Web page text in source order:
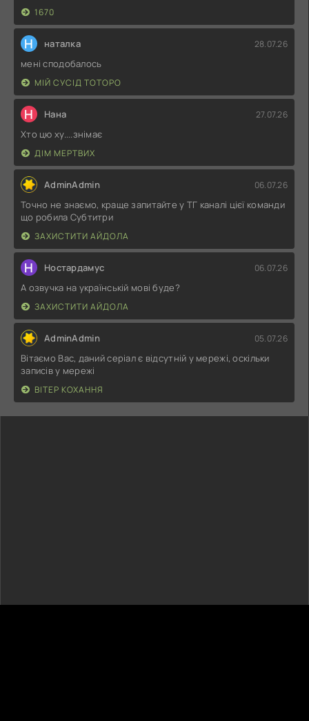
1670
Н наталка 28.07.26
мені сподобалось
МІЙ СУСІД ТОТОРО
Н Нана 27.07.26
Хто цю ху....знімає
ДІМ МЕРТВИХ
AdminAdmin 06.07.26
Точно не знаємо, краще запитайте у ТГ каналі цієї команди
що робила Субтитри
ЗАХИСТИТИ АЙДОЛА
Н Ностардамус 06.07.26
А озвучка на українській мові буде?
ЗАХИСТИТИ АЙДОЛА
AdminAdmin 05.07.26
Вітаємо Вас, даний серіал є відсутній у мережі, оскільки
записів у мережі
ВІТЕР КОХАННЯ